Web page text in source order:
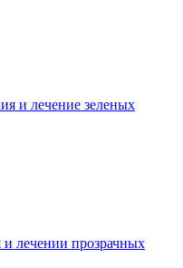
и лечение зеленых
лечении прозрачных